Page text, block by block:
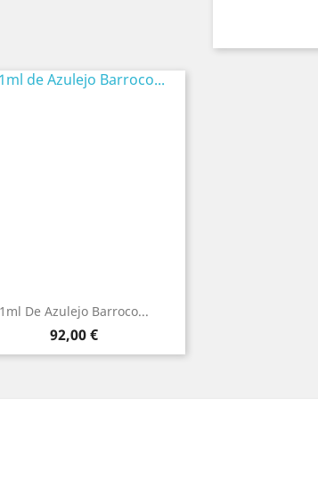
1ml De Azulejo Barroco...
Precio
92,00 €